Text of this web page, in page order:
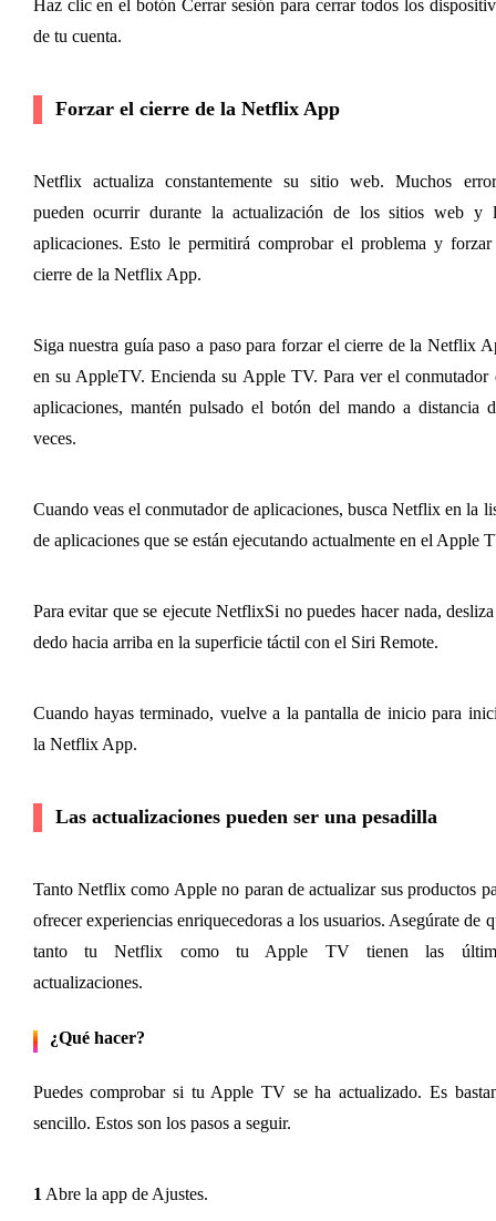
Haz clic en el botón Cerrar sesión para cerrar todos los
de tu cuenta.
Forzar el cierre de la Netflix App
Netflix actualiza constantemente su sitio web. Muchos
pueden ocurrir durante la actualización de los sitios web y
aplicaciones. Esto le permitirá comprobar el problema y
cierre de la Netflix App.
Siga nuestra guía paso a paso para forzar el cierre de la Netflix
en su AppleTV. Encienda su Apple TV. Para ver el conmutador
aplicaciones, mantén pulsado el botón del mando a distancia
veces.
Cuando veas el conmutador de aplicaciones, busca Netflix en la
de aplicaciones que se están ejecutando actualmente en el Apple
Para evitar que se ejecute NetflixSi no puedes hacer nada,
dedo hacia arriba en la superficie táctil con el Siri Remote.
Cuando hayas terminado, vuelve a la pantalla de inicio para
la Netflix App.
Las actualizaciones pueden ser una pesadilla
Tanto Netflix como Apple no paran de actualizar sus productos
ofrecer experiencias enriquecedoras a los usuarios. Asegúrate de
tanto tu Netflix como tu Apple TV tienen las
actualizaciones.
¿Qué hacer?
Puedes comprobar si tu Apple TV se ha actualizado. Es
sencillo. Estos son los pasos a seguir.
1 Abre la app de Ajustes.